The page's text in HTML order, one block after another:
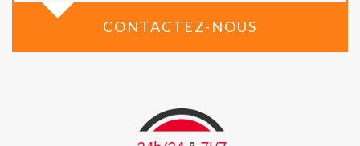
CONTACTEZ-NOUS